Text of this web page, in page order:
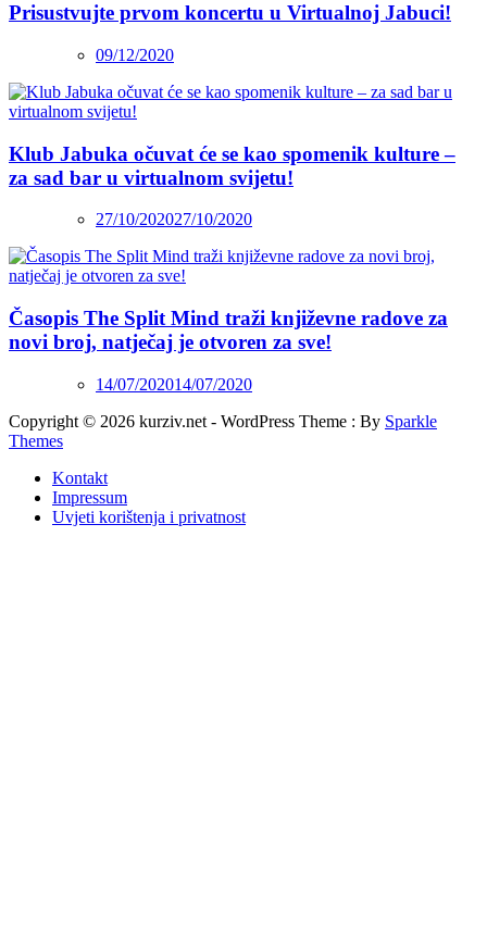
Prisustvujte prvom koncertu u Virtualnoj Jabuci!
09/12/2020
Klub Jabuka očuvat će se kao spomenik kulture –
za sad bar u virtualnom svijetu!
27/10/202027/10/2020
Časopis The Split Mind traži književne radove za
novi broj, natječaj je otvoren za sve!
14/07/202014/07/2020
Copyright © 2026 kurziv.net - WordPress Theme : By Sparkle
Themes
Kontakt
Impressum
Uvjeti korištenja i privatnost